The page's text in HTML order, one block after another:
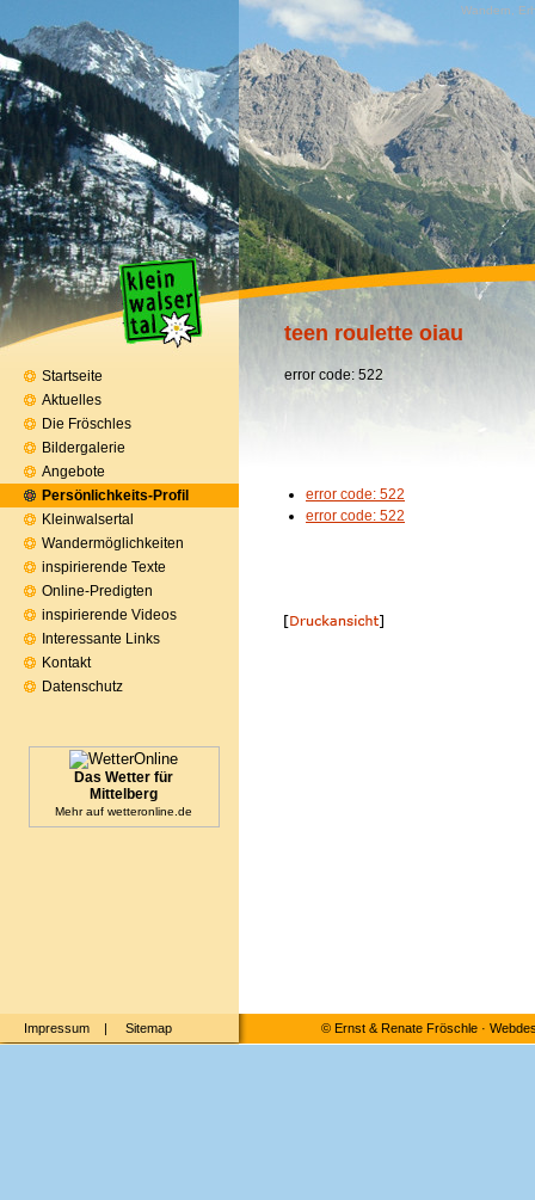
Wandern,
teen roulette oiau
error code: 522
error code: 522
error code: 522
Startseite
Aktuelles
Die Fröschles
Bildergalerie
Angebote
Persönlichkeits-Profil
Kleinwalsertal
Wandermöglichkeiten
inspirierende Texte
Online-Predigten
inspirierende Videos
Interessante Links
Kontakt
Datenschutz
Das Wetter für
Mittelberg
Mehr auf wetteronline.de
Impressum | Sitemap © Ernst & Renate Fröschle·